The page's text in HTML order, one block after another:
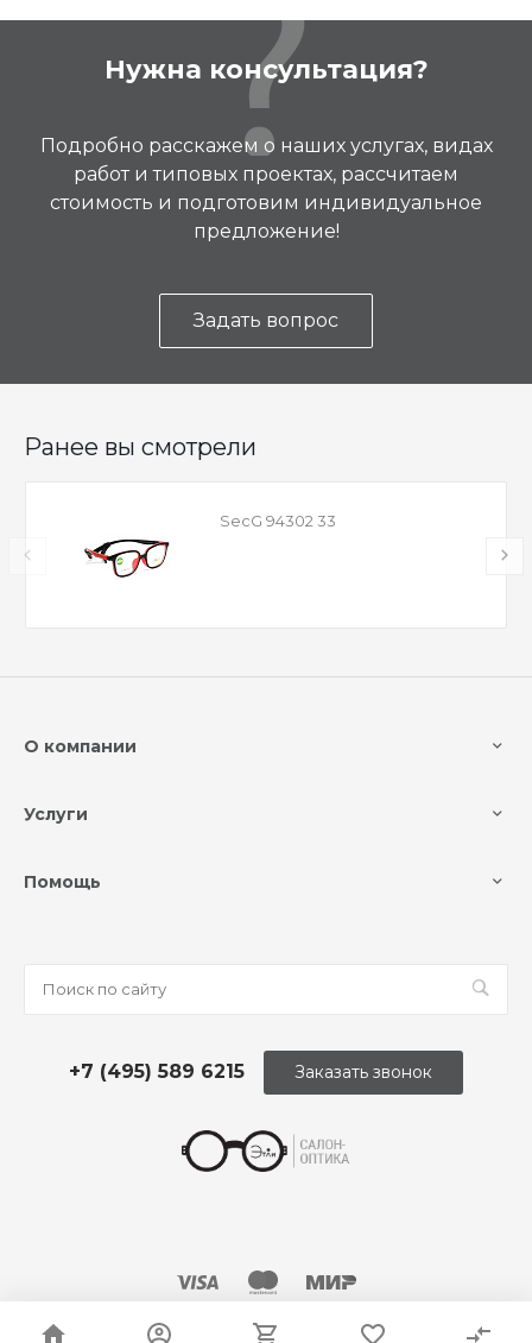
Нужна консультация?
Подробно расскажем о наших услугах, видах
работ и типовых проектах, рассчитаем
стоимость и подготовим индивидуальное
предложение!
Задать вопрос
Ранее вы смотрели
SecG 94302 33
О компании
Услуги
Помощь
+7 (495) 589 6215 Заказать звонок